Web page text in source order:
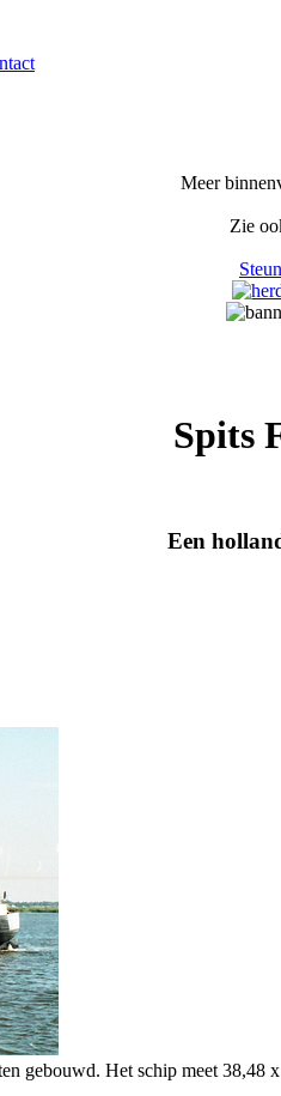
Meer
Zie
Steun
Spits
Een
gebouwd. Het schip meet 38,48